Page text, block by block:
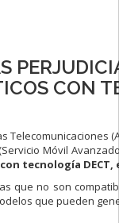
CON
Móvil
tecnología
que no son
que pueden